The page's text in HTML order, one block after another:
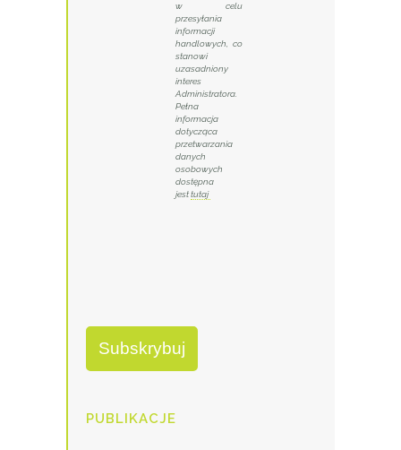
w celu
przesyłania
informacji
handlowych, co
stanowi
uzasadniony
interes
Administratora.
Pełna
informacja
dotycząca
przetwarzania
danych
osobowych
dostępna
jesttutaj
PUBLIKACJE